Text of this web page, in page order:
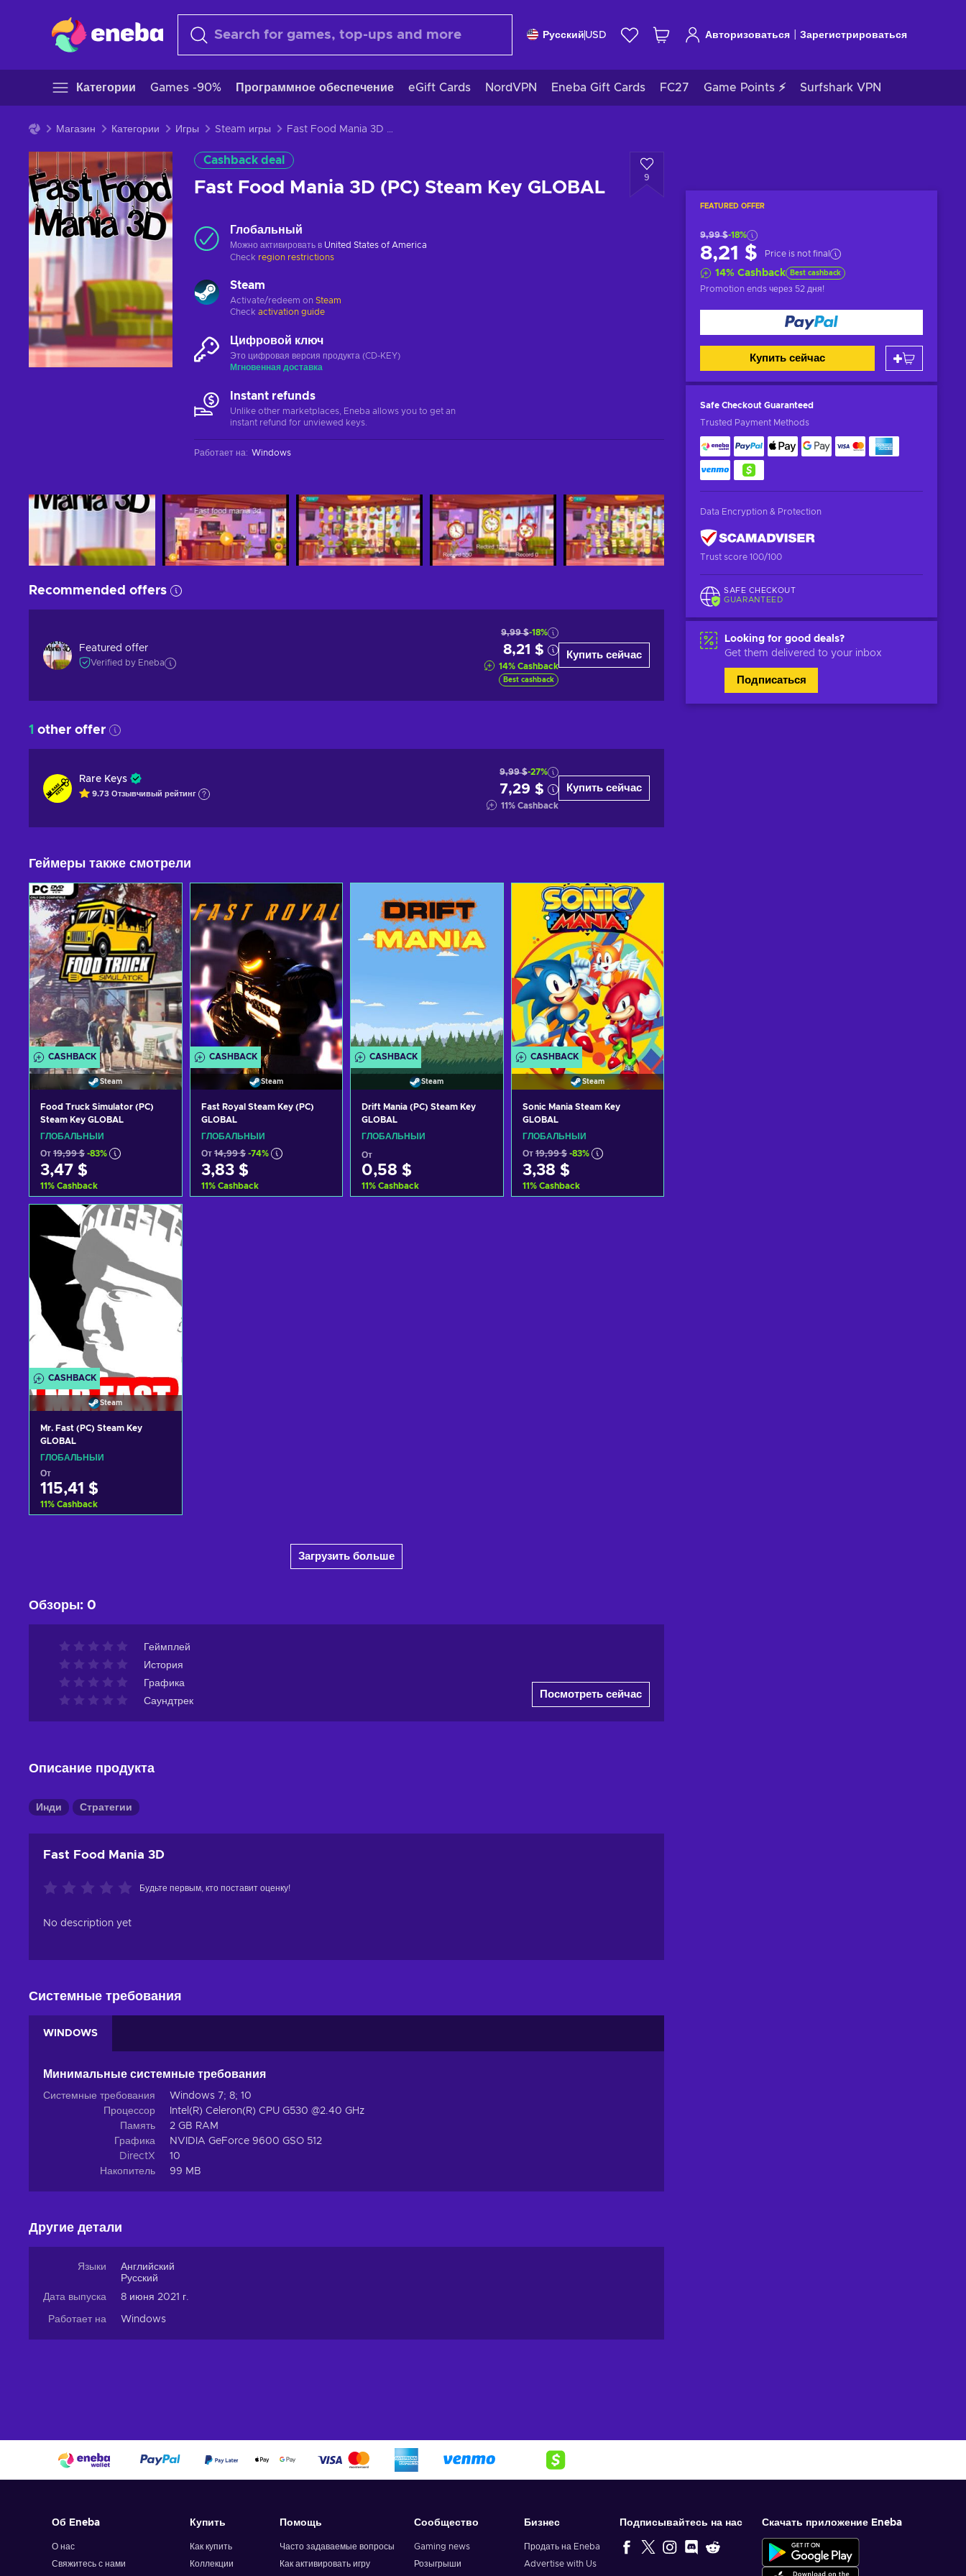
Русский USD Авторизоваться Зарегистрироваться
Категории Games -90% Программное обеспечение eGift Cards NordVPN Eneba Gift Cards FC27 Game Points ⚡ Surfshark VPN
Магазин Категории Игры Steam игры Fast Food Mania 3D (PC) Steam Key GLOBAL
Cashback deal
Fast Food Mania 3D (PC) Steam Key GLOBAL
9
FEATURED OFFER
9,99 $-18%
8,21 $ Price is not final
14% Cashback Best cashback
Promotion ends через 52 дня!
Купить сейчас
Safe Checkout Guaranteed
Trusted Payment Methods
Data Encryption & Protection
Trust score 100/100
SAFE CHECKOUT
GUARANTEED
Looking for good deals?
Get them delivered to your inbox
Подписаться
Глобальный
Можно активировать в United States of America
Check region restrictions
Steam
Activate/redeem on Steam
Check activation guide
Цифровой ключ
Это цифровая версия продукта (CD-KEY)
Мгновенная доставка
Instant refunds
Unlike other marketplaces, Eneba allows you to get an
instant refund for unviewed keys.
Работает на: Windows
Recommended offers
Featured offer
Verified by Eneba
9,99 $-18%
8,21 $
14% Cashback
Best cashback
Купить сейчас
1 other offer
Rare Keys
9.73 Отзывчивый рейтинг
9,99 $-27%
7,29 $
11% Cashback
Купить сейчас
Геймеры также смотрели
CASHBACK
Steam
Food Truck Simulator (PC)
Steam Key GLOBAL
ГЛОБАЛЬНЫЙ
От 19,99 $ -83%
3,47 $
11% Cashback
Добавить в корзину
View offers
CASHBACK
Steam
Fast Royal Steam Key (PC)
GLOBAL
ГЛОБАЛЬНЫЙ
От 14,99 $ -74%
3,83 $
11% Cashback
CASHBACK
Steam
Drift Mania (PC) Steam Key
GLOBAL
ГЛОБАЛЬНЫЙ
От
0,58 $
11% Cashback
CASHBACK
Steam
Sonic Mania Steam Key
GLOBAL
ГЛОБАЛЬНЫЙ
От 19,99 $ -83%
3,38 $
11% Cashback
CASHBACK
Steam
Mr. Fast (PC) Steam Key
GLOBAL
ГЛОБАЛЬНЫЙ
От
115,41 $
11% Cashback
Загрузить больше
Обзоры: 0
Геймплей
История
Графика
Саундтрек
Посмотреть сейчас
Описание продукта
Инди Стратегии
Fast Food Mania 3D
Будьте первым, кто поставит оценку!
No description yet
Системные требования
WINDOWS
Минимальные системные требования
Системные требования
Windows 7; 8; 10
Процессор
Intel(R) Celeron(R) CPU G530 @2.40 GHz
Память
2 GB RAM
Графика
NVIDIA GeForce 9600 GSO 512
DirectX
10
Накопитель
99 MB
Другие детали
Языки
Английский
Русский
Дата выпуска
8 июня 2021 г.
Работает на Windows
Об Eneba
О нас
Свяжитесь с нами
Купить
Как купить
Коллекции
Помощь
Часто задаваемые вопросы
Как активировать игру
Сообщество
Gaming news
Розыгрыши
Бизнес
Продать на Eneba
Advertise with Us
Подписывайтесь на нас Скачать приложение Eneba